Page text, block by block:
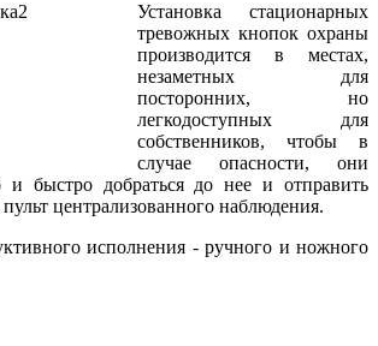
Установка стационарных
тревожных кнопок охраны
производится в местах,
незаметных для
посторонних, но
легкодоступных для
собственников, чтобы в
случае опасности, они
и быстро добраться до нее и отправить
централизованного наблюдения.
исполнения - ручного и ножного